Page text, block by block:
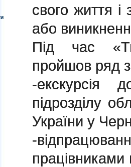
свого життя і
або
Під час
пройшов ряд
-екскурсія
підрозділу
України у
-
працівниками